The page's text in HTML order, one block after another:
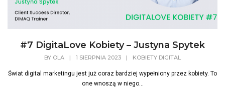
#7 DigitaLove Kobiety – Justyna Spytek
BY OLA | 1 SIERPNIA 2023 | KOBIETY DIGITAL
Świat digital marketingu jest już coraz bardziej wypełniony przez kobiety. To
one wnoszą w niego...